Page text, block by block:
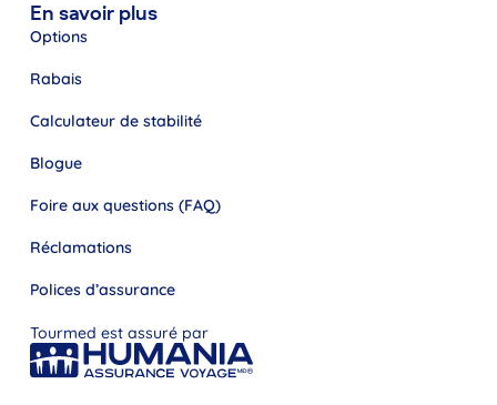
En savoir plus
Options
Rabais
Calculateur de stabilité
Blogue
Foire aux questions (FAQ)
Réclamations
Polices d’assurance
Tourmed est assuré par